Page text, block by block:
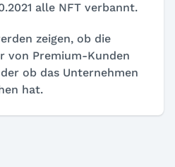
alle NFT verbannt.
zeigen, ob die
von Premium-Kunden
ob das Unternehmen
hat.